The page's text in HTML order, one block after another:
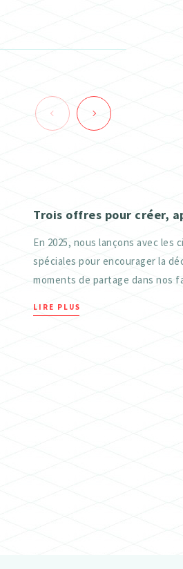
Trois offres pour créer,
En 2025, nous lançons avec
spéciales pour encourager la
moments de partage dans nos
LIRE PLUS